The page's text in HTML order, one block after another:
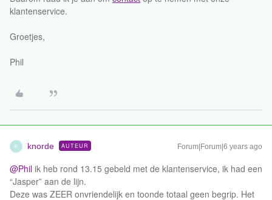
klantenservice.
Groetjes,
Phil
K knorde AUTEUR Forum|Forum|6 years ago
@Phil ik heb rond 13.15 gebeld met de klantenservice, ik had een
“Jasper” aan de lijn.
Deze was ZEER onvriendelijk en toonde totaal geen begrip. Het